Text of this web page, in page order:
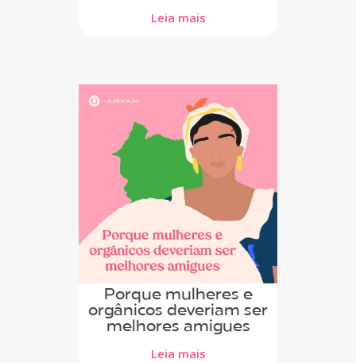
Leia mais
Porque mulheres e
orgânicos deveriam ser
melhores amigues
Leia mais